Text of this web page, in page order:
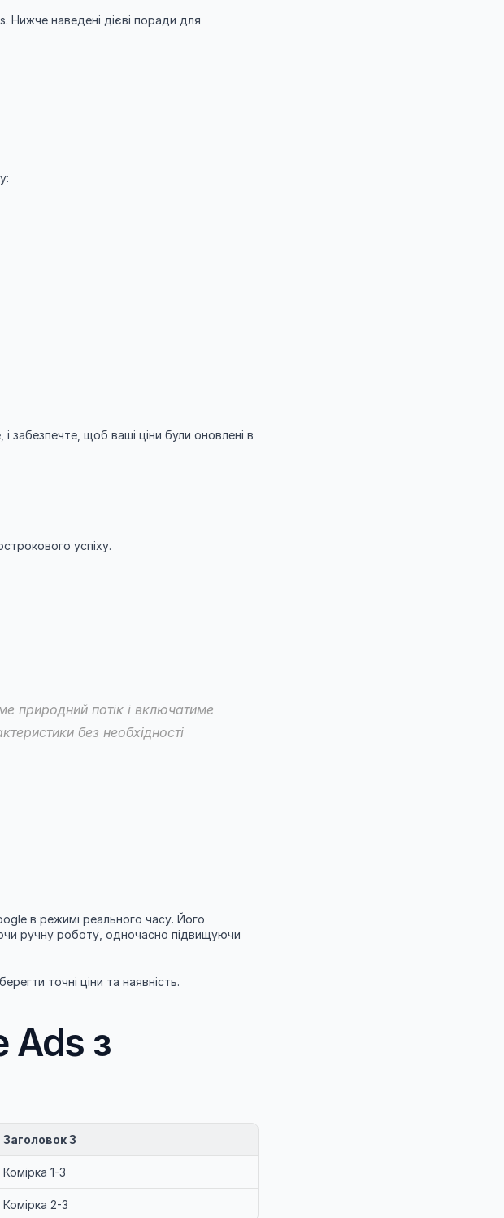
Нижче наведені дієві поради для
забезпечте, щоб ваші ціни були оновлені в
успіху.
природний потік і включатиме
без необхідності
в режимі реального часу. Його
ручну роботу, одночасно підвищуючи
точні ціни та наявність.
Ads з
Заголовок 3
Комірка 1-3
Комірка 2-3